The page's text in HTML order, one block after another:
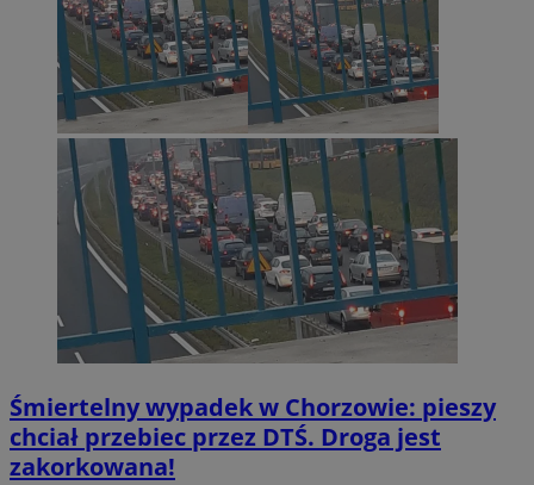
Śmiertelny wypadek w Chorzowie: pieszy
chciał przebiec przez DTŚ. Droga jest
zakorkowana!